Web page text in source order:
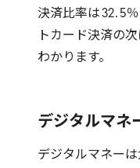
決済比率は32. 5
トカード決済の
わかります。
デジタルマネ
デジタルマネーは